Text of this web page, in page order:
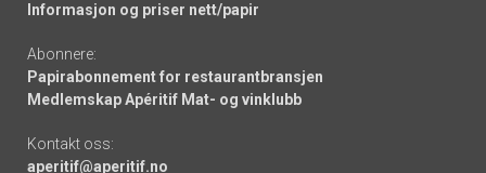
Informasjon og priser nett/papir
Abonnere:
Papirabonnement for restaurantbransjen
Medlemskap Apéritif Mat- og vinklubb
Kontakt oss:
aperitif@aperitif.no